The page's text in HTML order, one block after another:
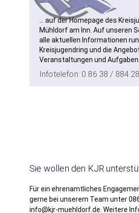
... auf der Homepage des
Mühldorf am Inn. Auf unseren
alle aktuellen Informationen
Kreisjugendring und die
Veranstaltungen und Aufgaben
Infotelefon: 0 86 38 / 884
Sie wollen den KJR
Für ein ehrenamtliches
gerne bei unserem Team unter
info@kjr-muehldorf.de. Weitere